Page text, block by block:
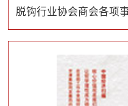
脱钩行业协会商会各项
保证。中央和国家机关
导，增强“四个意识”、
护”，以党的政治建设为
成果，全面提升党建工